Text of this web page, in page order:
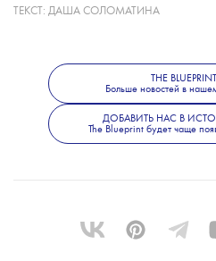
не исключают, что
неизвестный широкой
Режиссером
Дени Вильнев.
ТЕКСТ: ДАША СОЛОМАТИНА
THE
Больше новостей в
ДОБАВИТЬ НАС В
The Blueprint будет чаще